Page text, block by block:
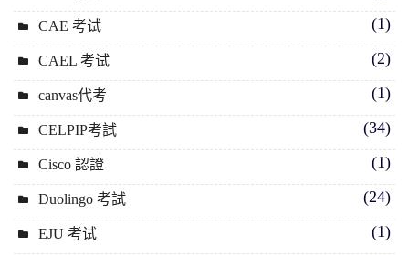
CAE 考试 (1)
CAEL 考试 (2)
canvas代考 (1)
CELPIP考試 (34)
Cisco 認證 (1)
Duolingo 考試 (24)
EJU 考试 (1)